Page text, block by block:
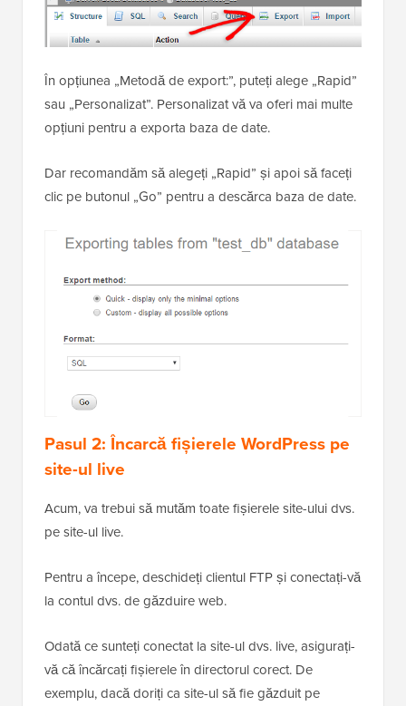
În opțiunea „Metodă de export:”, puteți alege „Rapid”
sau „Personalizat”. Personalizat vă va oferi mai multe
opțiuni pentru a exporta baza de date.
Dar recomandăm să alegeți „Rapid” și apoi să faceți
clic pe butonul „Go” pentru a descărca baza de date.
Pasul 2: Încarcă fișierele WordPress pe
site-ul live
Acum, va trebui să mutăm toate fișierele site-ului dvs.
pe site-ul live.
Pentru a începe, deschideți clientul FTP și conectați-vă
la contul dvs. de găzduire web.
Odată ce sunteți conectat la site-ul dvs. live, asigurați-
vă că încărcați fișierele în directorul corect. De
exemplu, dacă doriți ca site-ul să fie găzduit pe